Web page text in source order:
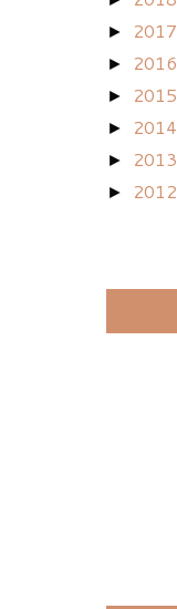
► 2017
► 2016
► 2015
► 2014
► 2013
► 2012